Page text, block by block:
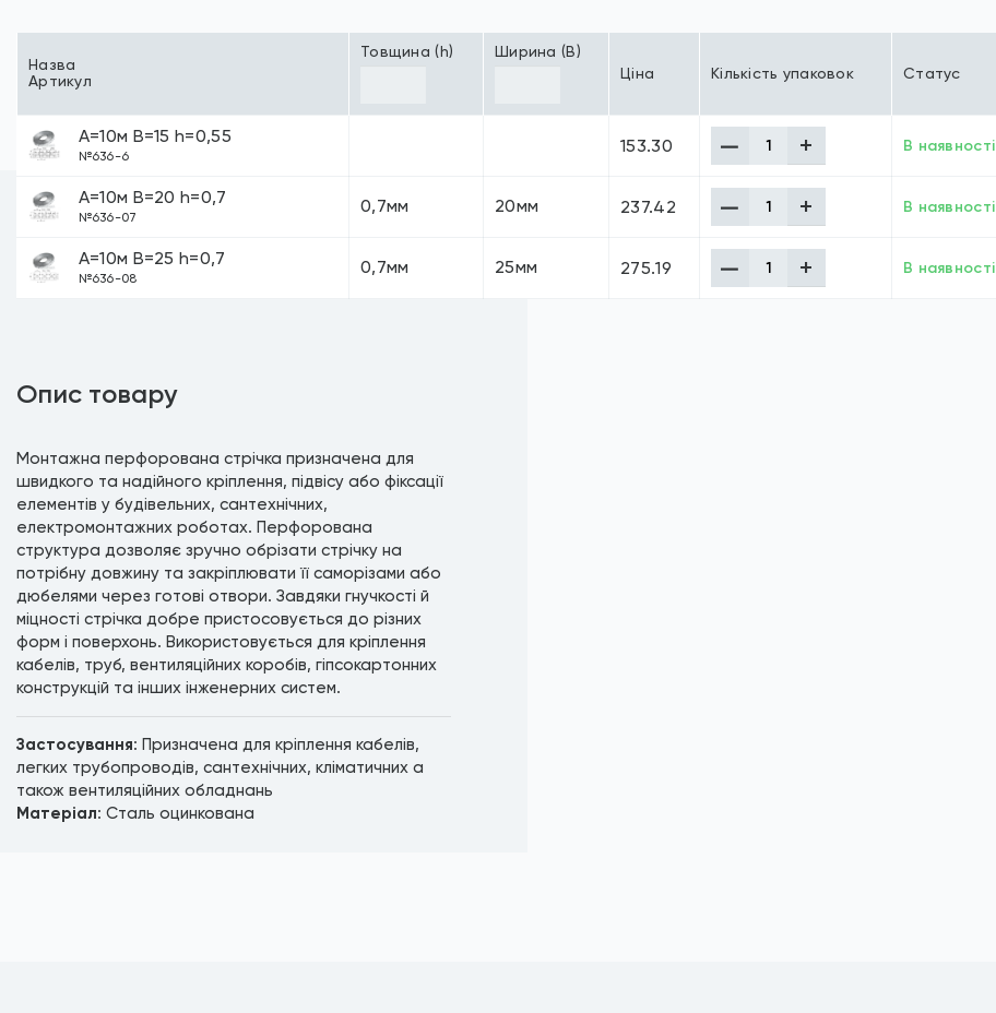
Назва
Артикул
Товщина (h)
Ширина (B)
Ціна
Кількість упаковок Статус
A=10м В=15 h=0,55
№636-6 153.30 В наявності
A=10м В=20 h=0,7
№636-07
0,7мм 20мм 237.42 В наявності
A=10м В=25 h=0,7
№636-08
0,7мм 25мм 275.19 В наявності
Опис товару
Монтажна перфорована стрічка призначена для
швидкого та надійного кріплення, підвісу або фіксації
елементів у будівельних, сантехнічних,
електромонтажних роботах. Перфорована
структура дозволяє зручно обрізати стрічку на
потрібну довжину та закріплювати її саморізами або
дюбелями через готові отвори. Завдяки гнучкості й
міцності стрічка добре пристосовується до різних
форм і поверхонь. Використовується для кріплення
кабелів, труб, вентиляційних коробів, гіпсокартонних
конструкцій та інших інженерних систем.
Застосування: Призначена для кріплення кабелів,
легких трубопроводів, сантехнічних, кліматичних а
також вентиляційних обладнань
Матеріал: Сталь оцинкована